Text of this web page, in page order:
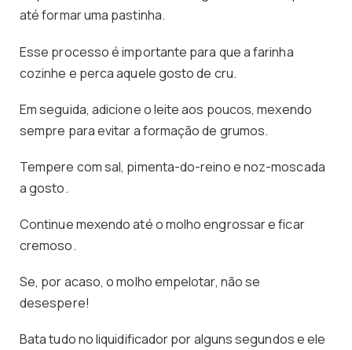
até formar uma pastinha.
Esse processo é importante para que a farinha
cozinhe e perca aquele gosto de cru.
Em seguida, adicione o leite aos poucos, mexendo
sempre para evitar a formação de grumos.
Tempere com sal, pimenta-do-reino e noz-moscada
a gosto.
Continue mexendo até o molho engrossar e ficar
cremoso.
Se, por acaso, o molho empelotar, não se
desespere!
Bata tudo no liquidificador por alguns segundos e ele